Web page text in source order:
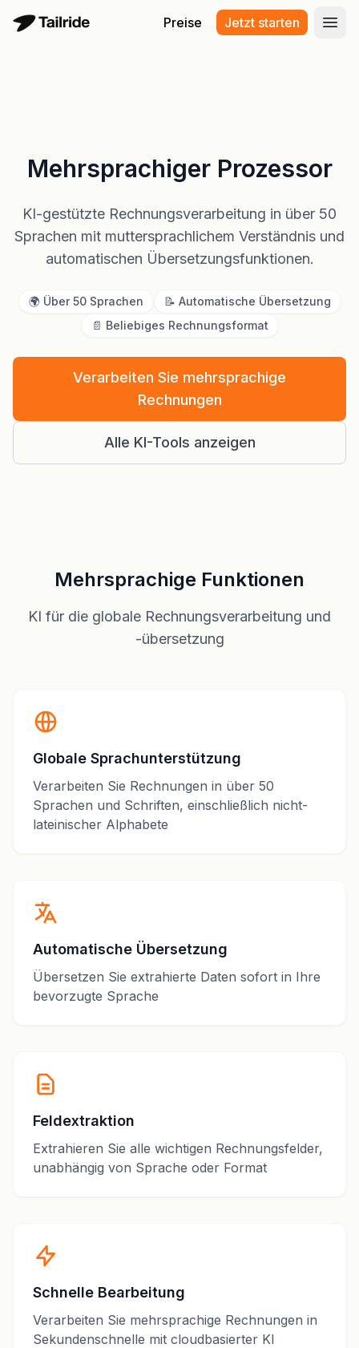
Preise Jetzt starten
Mehrsprachiger Prozessor
KI-gestützte Rechnungsverarbeitung in über 50
Sprachen mit muttersprachlichem Verständnis und
automatischen Übersetzungsfunktionen.
🌍 Über 50 Sprachen
📝 Automatische Übersetzung
📄 Beliebiges Rechnungsformat
Verarbeiten Sie mehrsprachige
Rechnungen
Alle KI-Tools anzeigen
Mehrsprachige Funktionen
KI für die globale Rechnungsverarbeitung und
-übersetzung
Globale Sprachunterstützung
Verarbeiten Sie Rechnungen in über 50
Sprachen und Schriften, einschließlich nicht-
lateinischer Alphabete
Automatische Übersetzung
Übersetzen Sie extrahierte Daten sofort in Ihre
bevorzugte Sprache
Feldextraktion
Extrahieren Sie alle wichtigen Rechnungsfelder,
unabhängig von Sprache oder Format
Schnelle Bearbeitung
Verarbeiten Sie mehrsprachige Rechnungen in
Sekundenschnelle mit cloudbasierter KI